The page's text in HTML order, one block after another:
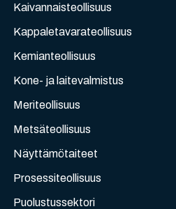
Kaivannaisteollisuus
Kappaletavarateollisuus
Kemianteollisuus
Kone- ja laitevalmistus
Meriteollisuus
Metsäteollisuus
Näyttämötaiteet
Prosessiteollisuus
Puolustussektori